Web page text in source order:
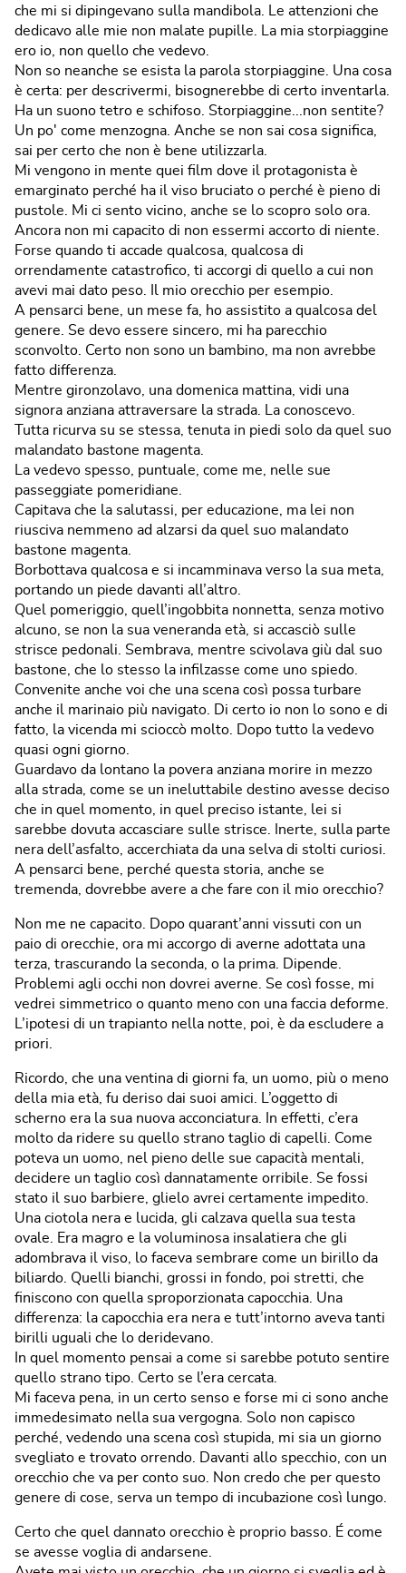
che mi si dipingevano sulla mandibola. Le attenzioni che
dedicavo alle mie non malate pupille. La mia storpiaggine
ero io, non quello che vedevo.
Non so neanche se esista la parola storpiaggine. Una cosa
è certa: per descrivermi, bisognerebbe di certo inventarla.
Ha un suono tetro e schifoso. Storpiaggine...non sentite?
Un po' come menzogna. Anche se non sai cosa significa,
sai per certo che non è bene utilizzarla.
Mi vengono in mente quei film dove il protagonista è
emarginato perché ha il viso bruciato o perché è pieno di
pustole. Mi ci sento vicino, anche se lo scopro solo ora.
Ancora non mi capacito di non essermi accorto di niente.
Forse quando ti accade qualcosa, qualcosa di
orrendamente catastrofico, ti accorgi di quello a cui non
avevi mai dato peso. Il mio orecchio per esempio.
A pensarci bene, un mese fa, ho assistito a qualcosa del
genere. Se devo essere sincero, mi ha parecchio
sconvolto. Certo non sono un bambino, ma non avrebbe
fatto differenza.
Mentre gironzolavo, una domenica mattina, vidi una
signora anziana attraversare la strada. La conoscevo.
Tutta ricurva su se stessa, tenuta in piedi solo da quel suo
malandato bastone magenta.
La vedevo spesso, puntuale, come me, nelle sue
passeggiate pomeridiane.
Capitava che la salutassi, per educazione, ma lei non
riusciva nemmeno ad alzarsi da quel suo malandato
bastone magenta.
Borbottava qualcosa e si incamminava verso la sua meta,
portando un piede davanti all’altro.
Quel pomeriggio, quell’ingobbita nonnetta, senza motivo
alcuno, se non la sua veneranda età, si accasciò sulle
strisce pedonali. Sembrava, mentre scivolava giù dal suo
bastone, che lo stesso la infilzasse come uno spiedo.
Convenite anche voi che una scena così possa turbare
anche il marinaio più navigato. Di certo io non lo sono e di
fatto, la vicenda mi scioccò molto. Dopo tutto la vedevo
quasi ogni giorno.
Guardavo da lontano la povera anziana morire in mezzo
alla strada, come se un ineluttabile destino avesse deciso
che in quel momento, in quel preciso istante, lei si
sarebbe dovuta accasciare sulle strisce. Inerte, sulla parte
nera dell’asfalto, accerchiata da una selva di stolti curiosi.
A pensarci bene, perché questa storia, anche se
tremenda, dovrebbe avere a che fare con il mio orecchio?
Non me ne capacito. Dopo quarant’anni vissuti con un
paio di orecchie, ora mi accorgo di averne adottata una
terza, trascurando la seconda, o la prima. Dipende.
Problemi agli occhi non dovrei averne. Se così fosse, mi
vedrei simmetrico o quanto meno con una faccia deforme.
L’ipotesi di un trapianto nella notte, poi, è da escludere a
priori.
Ricordo, che una ventina di giorni fa, un uomo, più o meno
della mia età, fu deriso dai suoi amici. L’oggetto di
scherno era la sua nuova acconciatura. In effetti, c’era
molto da ridere su quello strano taglio di capelli. Come
poteva un uomo, nel pieno delle sue capacità mentali,
decidere un taglio così dannatamente orribile. Se fossi
stato il suo barbiere, glielo avrei certamente impedito.
Una ciotola nera e lucida, gli calzava quella sua testa
ovale. Era magro e la voluminosa insalatiera che gli
adombrava il viso, lo faceva sembrare come un birillo da
biliardo. Quelli bianchi, grossi in fondo, poi stretti, che
finiscono con quella sproporzionata capocchia. Una
differenza: la capocchia era nera e tutt’intorno aveva tanti
birilli uguali che lo deridevano.
In quel momento pensai a come si sarebbe potuto sentire
quello strano tipo. Certo se l’era cercata.
Mi faceva pena, in un certo senso e forse mi ci sono anche
immedesimato nella sua vergogna. Solo non capisco
perché, vedendo una scena così stupida, mi sia un giorno
svegliato e trovato orrendo. Davanti allo specchio, con un
orecchio che va per conto suo. Non credo che per questo
genere di cose, serva un tempo di incubazione così lungo.
Certo che quel dannato orecchio è proprio basso. É come
se avesse voglia di andarsene.